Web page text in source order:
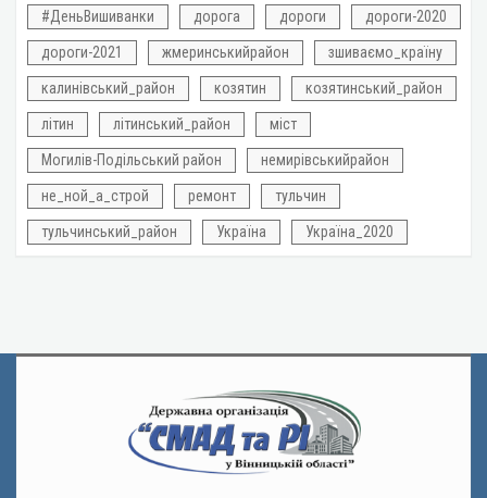
#ДеньВишиванки дорога дороги дороги-2020
дороги-2021 жмеринськийрайон зшиваємо_країну
калинівський_район козятин козятинський_район
літин літинський_район міст
Могилів-Подільський район немирівськийрайон
не_ной_а_строй ремонт тульчин
тульчинський_район Україна Україна_2020